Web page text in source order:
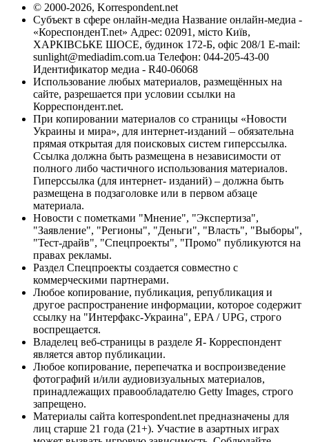
© 2000-2026, Korrespondent.net
Субъект в сфере онлайн-медиа Название онлайн-медиа -
«КореспонденТ.net» Адрес: 02091, місто Київ,
ХАРКІВСЬКЕ ШОСЕ, будинок 172-Б, офіс 208/1 E-mail:
sunlight@mediadim.com.ua Телефон: 044-205-43-00
Идентификатор медиа - R40-06068
Использование любых материалов, размещённых на
сайте, разрешается при условии ссылки на
Корреспондент.net.
При копировании материалов со страницы «Новости
Украины и мира», для интернет-изданий – обязательна
прямая открытая для поисковых систем гиперссылка.
Ссылка должна быть размещена в независимости от
полного либо частичного использования материалов.
Гиперссылка (для интернет- изданий) – должна быть
размещена в подзаголовке или в первом абзаце
материала.
Новости с пометками "Мнение", "Экспертиза",
"Заявление", "Регионы", "Деньги", "Власть", "Выборы",
"Тест-драйв", "Спецпроекты", "Промо" публикуются на
правах рекламы.
Раздел Спецпроекты создается совместно с
коммерческими партнерами.
Любое копирование, публикация, републикация и
другое распространение информации, которое содержит
ссылку на "Интерфакс-Украина", EPA / UPG, строго
воспрещается.
Владелец веб-страницы в разделе Я- Корреспондент
является автор публикации.
Любое копирование, перепечатка и воспроизведение
фотографий и/или аудиовизуальных материалов,
принадлежащих правообладателю Getty Images, строго
запрещено.
Материалы сайта korrespondent.net предназначены для
лиц старше 21 года (21+). Участие в азартных играх